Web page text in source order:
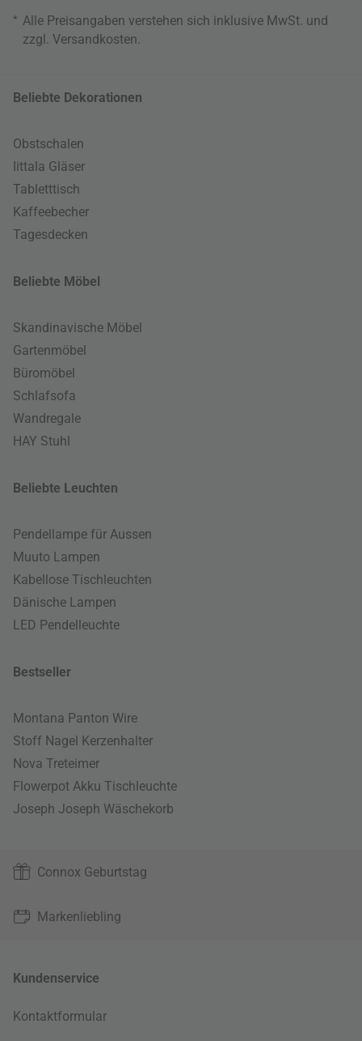
* Alle Preisangaben verstehen sich inklusive MwSt. und
zzgl. Versandkosten
Beliebte Dekorationen
Obstschalen
Iittala Gläser
Tabletttisch
Kaffeebecher
Tagesdecken
Beliebte Möbel
Skandinavische Möbel
Gartenmöbel
Büromöbel
Schlafsofa
Wandregale
HAY Stuhl
Beliebte Leuchten
Pendellampe für Aussen
Muuto Lampen
Kabellose Tischleuchten
Dänische Lampen
LED Pendelleuchte
Bestseller
Montana Panton Wire
Stoff Nagel Kerzenhalter
Nova Treteimer
Flowerpot Akku Tischleuchte
Joseph Joseph Wäschekorb
Connox Geburtstag
Markenliebling
Kundenservice
Kontaktformular